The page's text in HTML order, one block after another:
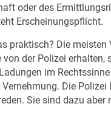
oder des
Erscheinungspflicht.
praktisch? Die meisten
der Polizei erhalten,
im
Die
Sie sind dazu aber